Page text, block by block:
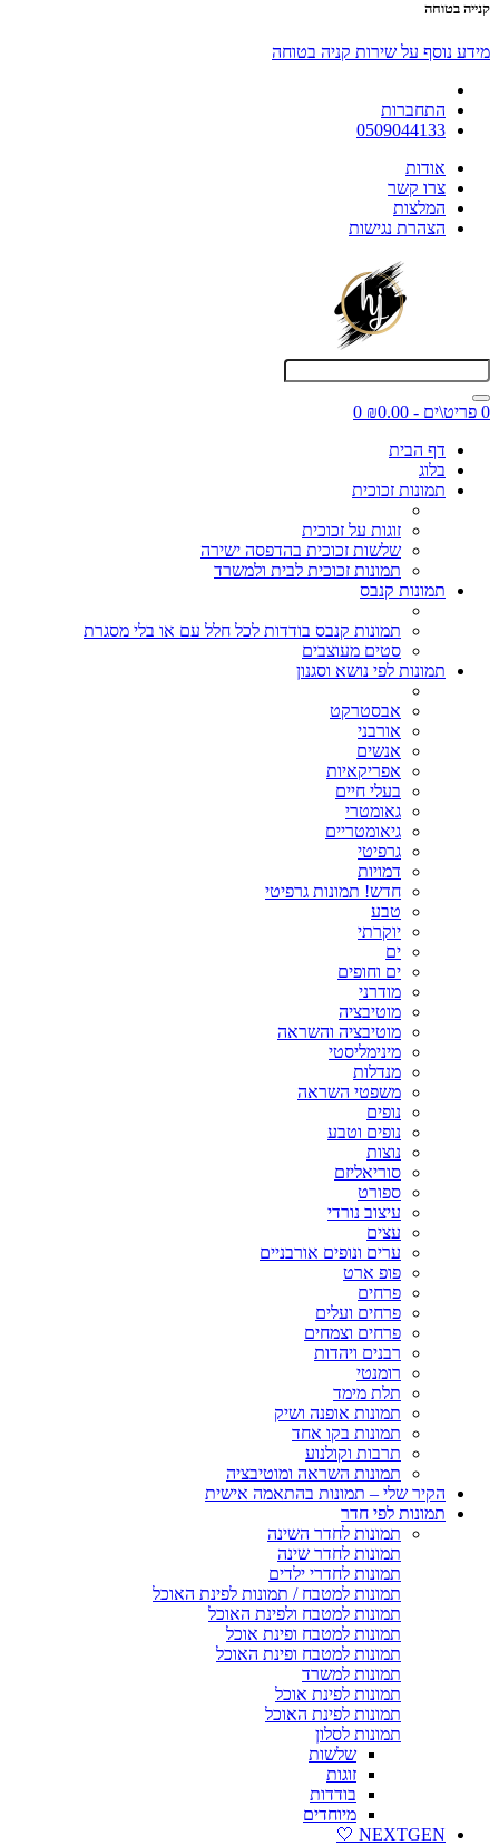
קנייה בטוחה
מידע נוסף על שירות קניה בטוחה
התחברות
0509044133
אודות
צרו קשר
המלצות
הצהרת נגישות
0 פריט\ים - ₪0.00
0
דף הבית
בלוג
תמונות זכוכית
זוגות על זכוכית
שלשות זכוכית בהדפסה ישירה
תמונות זכוכית לבית ולמשרד
תמונות קנבס
תמונות קנבס בודדות לכל חלל עם או בלי מסגרת
סטים מעוצבים
תמונות לפי נושא וסגנון
אבסטרקט
אורבני
אנשים
אפריקאיות
בעלי חיים
גאומטרי
גיאומטריים
גרפיטי
דמויות
חדש! תמונות גרפיטי
טבע
יוקרתי
ים
ים וחופים
מודרני
מוטיבציה
מוטיבציה והשראה
מינימליסטי
מנדלות
משפטי השראה
נופים
נופים וטבע
נוצות
סוריאליזם
ספורט
עיצוב נורדי
עצים
ערים ונופים אורבניים
פופ ארט
פרחים
פרחים ועלים
פרחים וצמחים
רבנים ויהדות
רומנטי
תלת מימד
תמונות אופנה ושיק
תמונות בקו אחד
תרבות וקולנוע
תמונות השראה ומוטיבציה
הקיר שלי – תמונות בהתאמה אישית
תמונות לפי חדר
תמונות לחדר השינה
תמונות לחדר שינה
תמונות לחדרי ילדים
תמונות למטבח / תמונות לפינת האוכל
תמונות למטבח ולפינת האוכל
תמונות למטבח ופינת אוכל
תמונות למטבח ופינת האוכל
תמונות למשרד
תמונות לפינת אוכל
תמונות לפינת האוכל
תמונות לסלון
שלשות
זוגות
בודדות
מיוחדים
NEXTGEN 🤍